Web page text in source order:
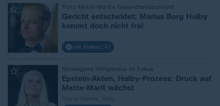
Trotz Mette-Marits Gesundheitszustand
Gericht entscheidet: Marius Borg Hoiby
kommt doch nicht frei
mit Video0:47
Norwegens Königshaus im Fokus
Epstein-Akten, Høiby-Prozess: Druck auf
Mette-Marit wächst